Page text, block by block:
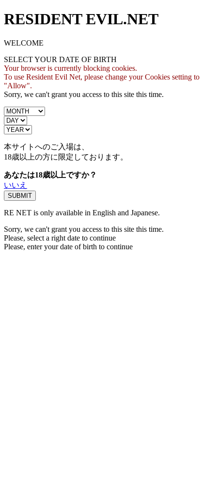
RESIDENT EVIL.NET
WELCOME
SELECT YOUR DATE OF BIRTH
Your browser is currently blocking cookies.
To use Resident Evil Net, please change your Cookies setting to
"Allow".
Sorry, we can't grant you access to this site this time.
本サイトへのご入場は、
18歳以上の方に限定しております。
あなたは18歳以上ですか？
いいえ
RE NET is only available in English and Japanese.
Sorry, we can't grant you access to this site this time.
Please, select a right date to continue
Please, enter your date of birth to continue